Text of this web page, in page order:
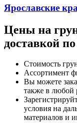
Ярославские
Цены на
доставкой
Стоимость
Ассортимент
Вы можете
также в любой
условия на
материалов и